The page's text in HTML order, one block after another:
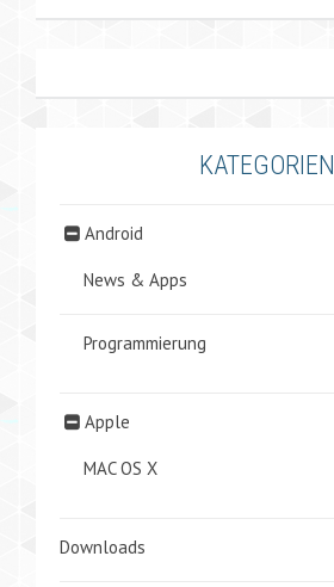
KATEGORIEN
Android
News & Apps
Programmierung
Apple
MAC OS X
Downloads